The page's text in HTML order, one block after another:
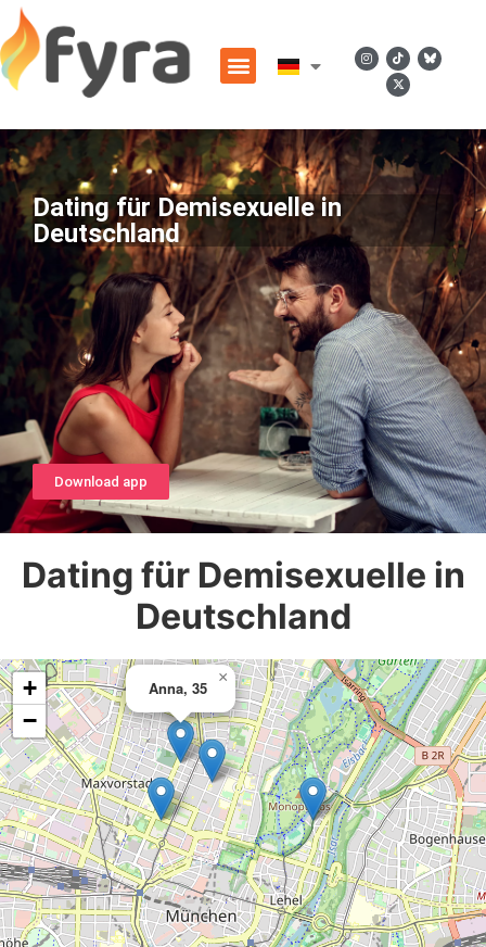
Dating für Demisexuelle in
Deutschland
Download app
Dating für Demisexuelle in
Deutschland
Anna, 35
×
+
−